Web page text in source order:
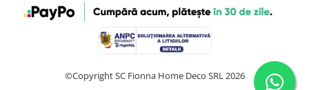
©Copyright SC Fionna Home Deco SRL 2026